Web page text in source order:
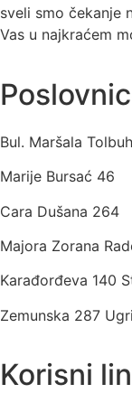
sveli smo čekanje
Vas u najkraćem
Bul. Maršala
Marije Bursać 46
Cara Dušana 264
Majora Zorana
Karađorđeva 140
Zemunska 287
Korisni